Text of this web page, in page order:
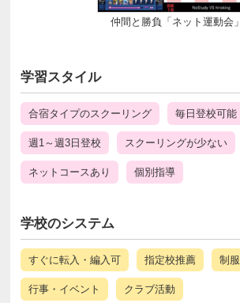
仲間と勝負「ネット運動会」
学習スタイル
合宿タイプのスクーリング 毎日登校可能
週1～週3日登校 スクーリングが少ない
ネットコースあり 個別指導
学校のシステム
すぐに転入・編入可 指定校推薦 制服
行事・イベント クラブ活動